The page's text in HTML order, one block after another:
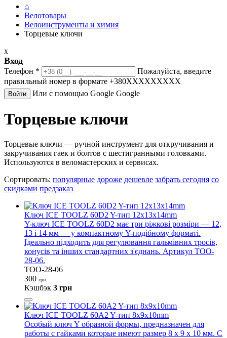
⌂
Велотовары
Велоинструменты и химия
Торцевые ключи
x
Вход
Телефон *
Пожалуйста, введите
правильный номер в формате +380XXXXXXXXX
Войти Или с помощью Google Google
Торцевые ключи
Торцевые ключи — ручной инструмент для откручивания и
закручивания гаек и болтов с шестигранными головками.
Используются в веломастерских и сервисах.
Сортировать: популярные дороже дешевле забрать сегодня со
скидками предзаказ
Ключ ICE TOOLZ 60D2 Y-тип 12x13x14mm
Y-ключ ICE TOOLZ 60D2 має три ріжкові розміри — 12,
13 і 14 мм — у компактному Y-подібному форматі.
Ідеально підходить для регулювання гальмівних тросів,
конусів та інших стандартних з'єднань. Артикул TOO-
28-06.
TOO-28-06
300 грн.
Кэшбэк 3 грн
Ключ ICE TOOLZ 60A2 Y-тип 8x9x10mm
Особый ключ Y образной формы, предназначен для
работы с гайками которые имеют размер 8 x 9 x 10 мм. С